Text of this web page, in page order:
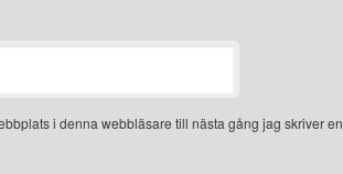
i denna webbläsare till nästa gång jag skriver en